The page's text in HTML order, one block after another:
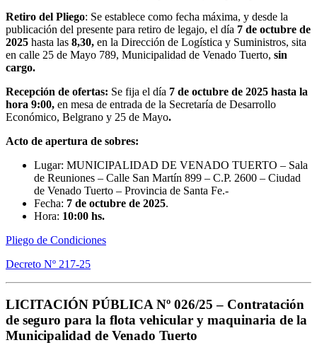
Retiro del Pliego: Se establece como fecha máxima, y desde la
publicación del presente para retiro de legajo, el día 7 de octubre de
2025 hasta las 8,30, en la Dirección de Logística y Suministros, sita
en calle 25 de Mayo 789, Municipalidad de Venado Tuerto, sin
cargo.
Recepción de ofertas: Se fija el día 7 de octubre de 2025 hasta la
hora 9:00, en mesa de entrada de la Secretaría de Desarrollo
Económico, Belgrano y 25 de Mayo.
Acto de apertura de sobres:
Lugar: MUNICIPALIDAD DE VENADO TUERTO – Sala
de Reuniones – Calle San Martín 899 – C.P. 2600 – Ciudad
de Venado Tuerto – Provincia de Santa Fe.-
Fecha: 7 de octubre de 2025.
Hora: 10:00 hs.
Pliego de Condiciones
Decreto Nº 217-25
LICITACIÓN PÚBLICA Nº 026/25 – Contratación
de seguro para la flota vehicular y maquinaria de la
Municipalidad de Venado Tuerto